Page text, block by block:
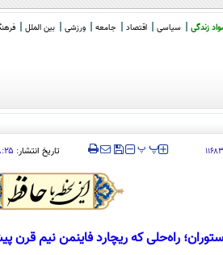
زندگی سیاسی اقتصاد جامعه ورزشی بین الملل
‍‍‍ پ پ تاریخ انتشار: ۰۸:۲۵ -
راه‌حلی که ریچارد فاینمن نیم